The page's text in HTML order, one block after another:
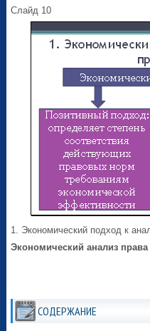
Слайд 10
1. Экономический подход к
Экономический анализ права
СОДЕРЖАНИЕ